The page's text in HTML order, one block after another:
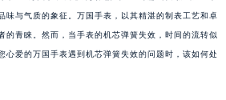
味与气质的象征。万国手表，以其精湛的制表工艺和卓
的青睐。然而，当手表的机芯弹簧失效，时间的流转似
心爱的万国手表遇到机芯弹簧失效的问题时，该如何处